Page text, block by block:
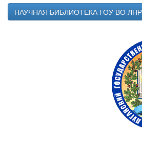
НАУЧНАЯ БИБЛИОТЕКА ГОУ ВО